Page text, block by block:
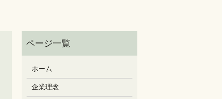
ホーム
企業理念